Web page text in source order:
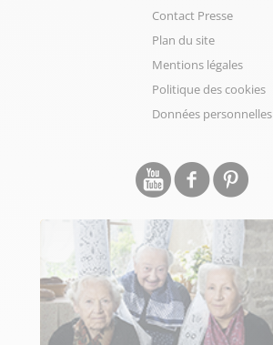
Contact Presse
Plan du site
Mentions légales
Politique des cookies
Données personnelles